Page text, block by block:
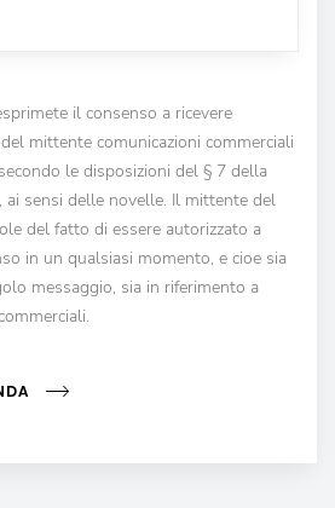
il consenso a ricevere
mittente comunicazioni commerciali
le disposizioni del § 7 della
ai sensi delle novelle. Il mittente del
del fatto di essere autorizzato a
in un qualsiasi momento, e cioe sia
messaggio, sia in riferimento a